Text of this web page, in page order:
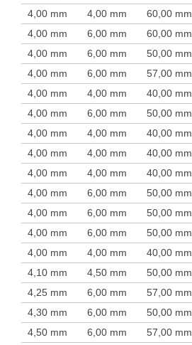
4,00 mm
4,00 mm 60,00 mm
4,00 mm
6,00 mm 60,00 mm
4,00 mm
6,00 mm 50,00 mm
4,00 mm
6,00 mm 57,00 mm
4,00 mm
4,00 mm 40,00 mm
4,00 mm
6,00 mm 50,00 mm
4,00 mm
4,00 mm 40,00 mm
4,00 mm
4,00 mm 40,00 mm
4,00 mm
4,00 mm 40,00 mm
4,00 mm
6,00 mm 50,00 mm
4,00 mm
6,00 mm 50,00 mm
4,00 mm
6,00 mm 50,00 mm
4,00 mm
4,00 mm 40,00 mm
4,10 mm
4,50 mm 50,00 mm
4,25 mm
6,00 mm 57,00 mm
4,30 mm
6,00 mm 50,00 mm
4,50 mm
6,00 mm 57,00 mm